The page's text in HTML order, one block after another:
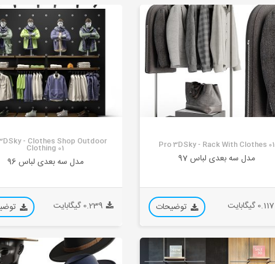
Pro 3DSky - Rack With Clothes 01
مدل سه بعدی لباس 97
0.117 گیگابایت توضیحات
- Clothes Shop Outdoor
Clothing 01
مدل سه بعدی لباس 96
0.239 گیگابایت